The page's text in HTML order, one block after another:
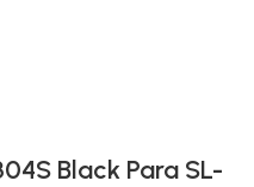
Black Para SL-